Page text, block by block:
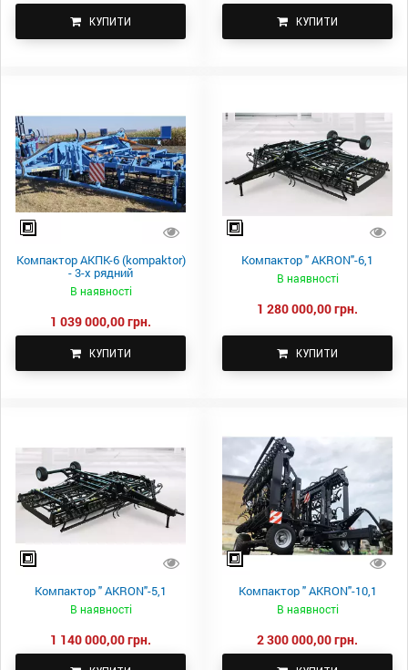
КУПИТИ КУПИТИ
Компактор АКПК-6 (kompaktor)
- 3-х рядний
В наявності
1 039 000,00 грн.
КУПИТИ
Компактор " AKRON"-6,1
В наявності
1 280 000,00 грн.
КУПИТИ
Компактор " AKRON"-5,1
В наявності
1 140 000,00 грн.
Компактор " AKRON"-10,1
В наявності
2 300 000,00 грн.